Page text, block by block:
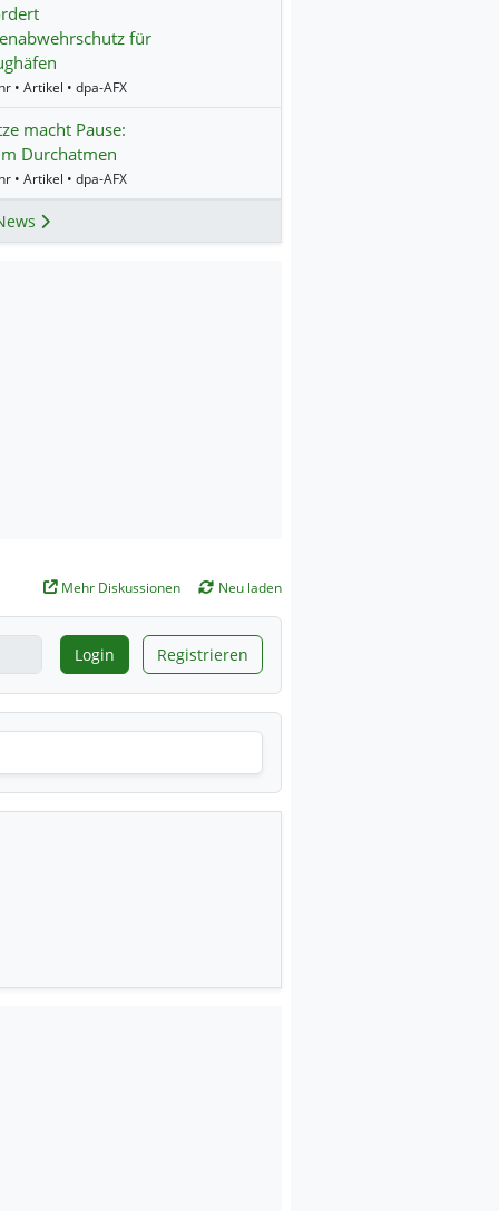
für
• Artikel • dpa-AFX
macht Pause:
Durchatmen
• Artikel • dpa-AFX
Mehr Diskussionen Neu laden
Login Registrieren